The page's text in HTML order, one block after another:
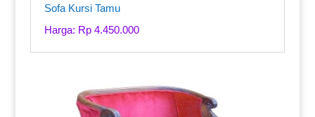
Sofa Kursi Tamu
Harga: Rp 4.450.000